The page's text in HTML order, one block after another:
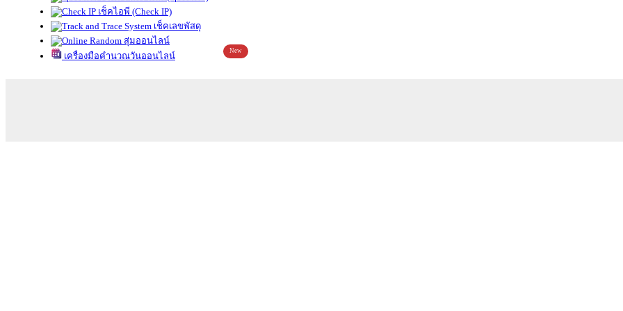
เช็คไอพี (Check IP)
เช็คเลขพัสดุ
สุ่มออนไลน์
เครื่องมือคำนวณวันออนไลน์
New